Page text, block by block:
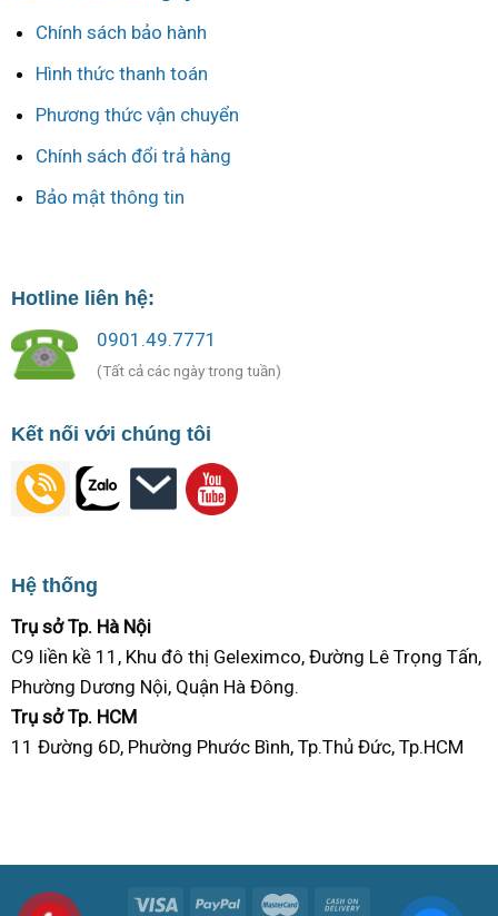
Chính sách bảo hành
Hình thức thanh toán
Phương thức vận chuyển
Chính sách đổi trả hàng
Bảo mật thông tin
Hotline liên hệ:
0901.49.7771
(Tất cả các ngày trong tuần)
Kết nối với chúng tôi
Hệ thống
Trụ sở Tp. Hà Nội
C9 liền kề 11, Khu đô thị Geleximco, Đường Lê Trọng Tấn,
Phường Dương Nội, Quận Hà Đông.
Trụ sở Tp. HCM
11 Đường 6D, Phường Phước Bình, Tp.Thủ Đức, Tp.HCM